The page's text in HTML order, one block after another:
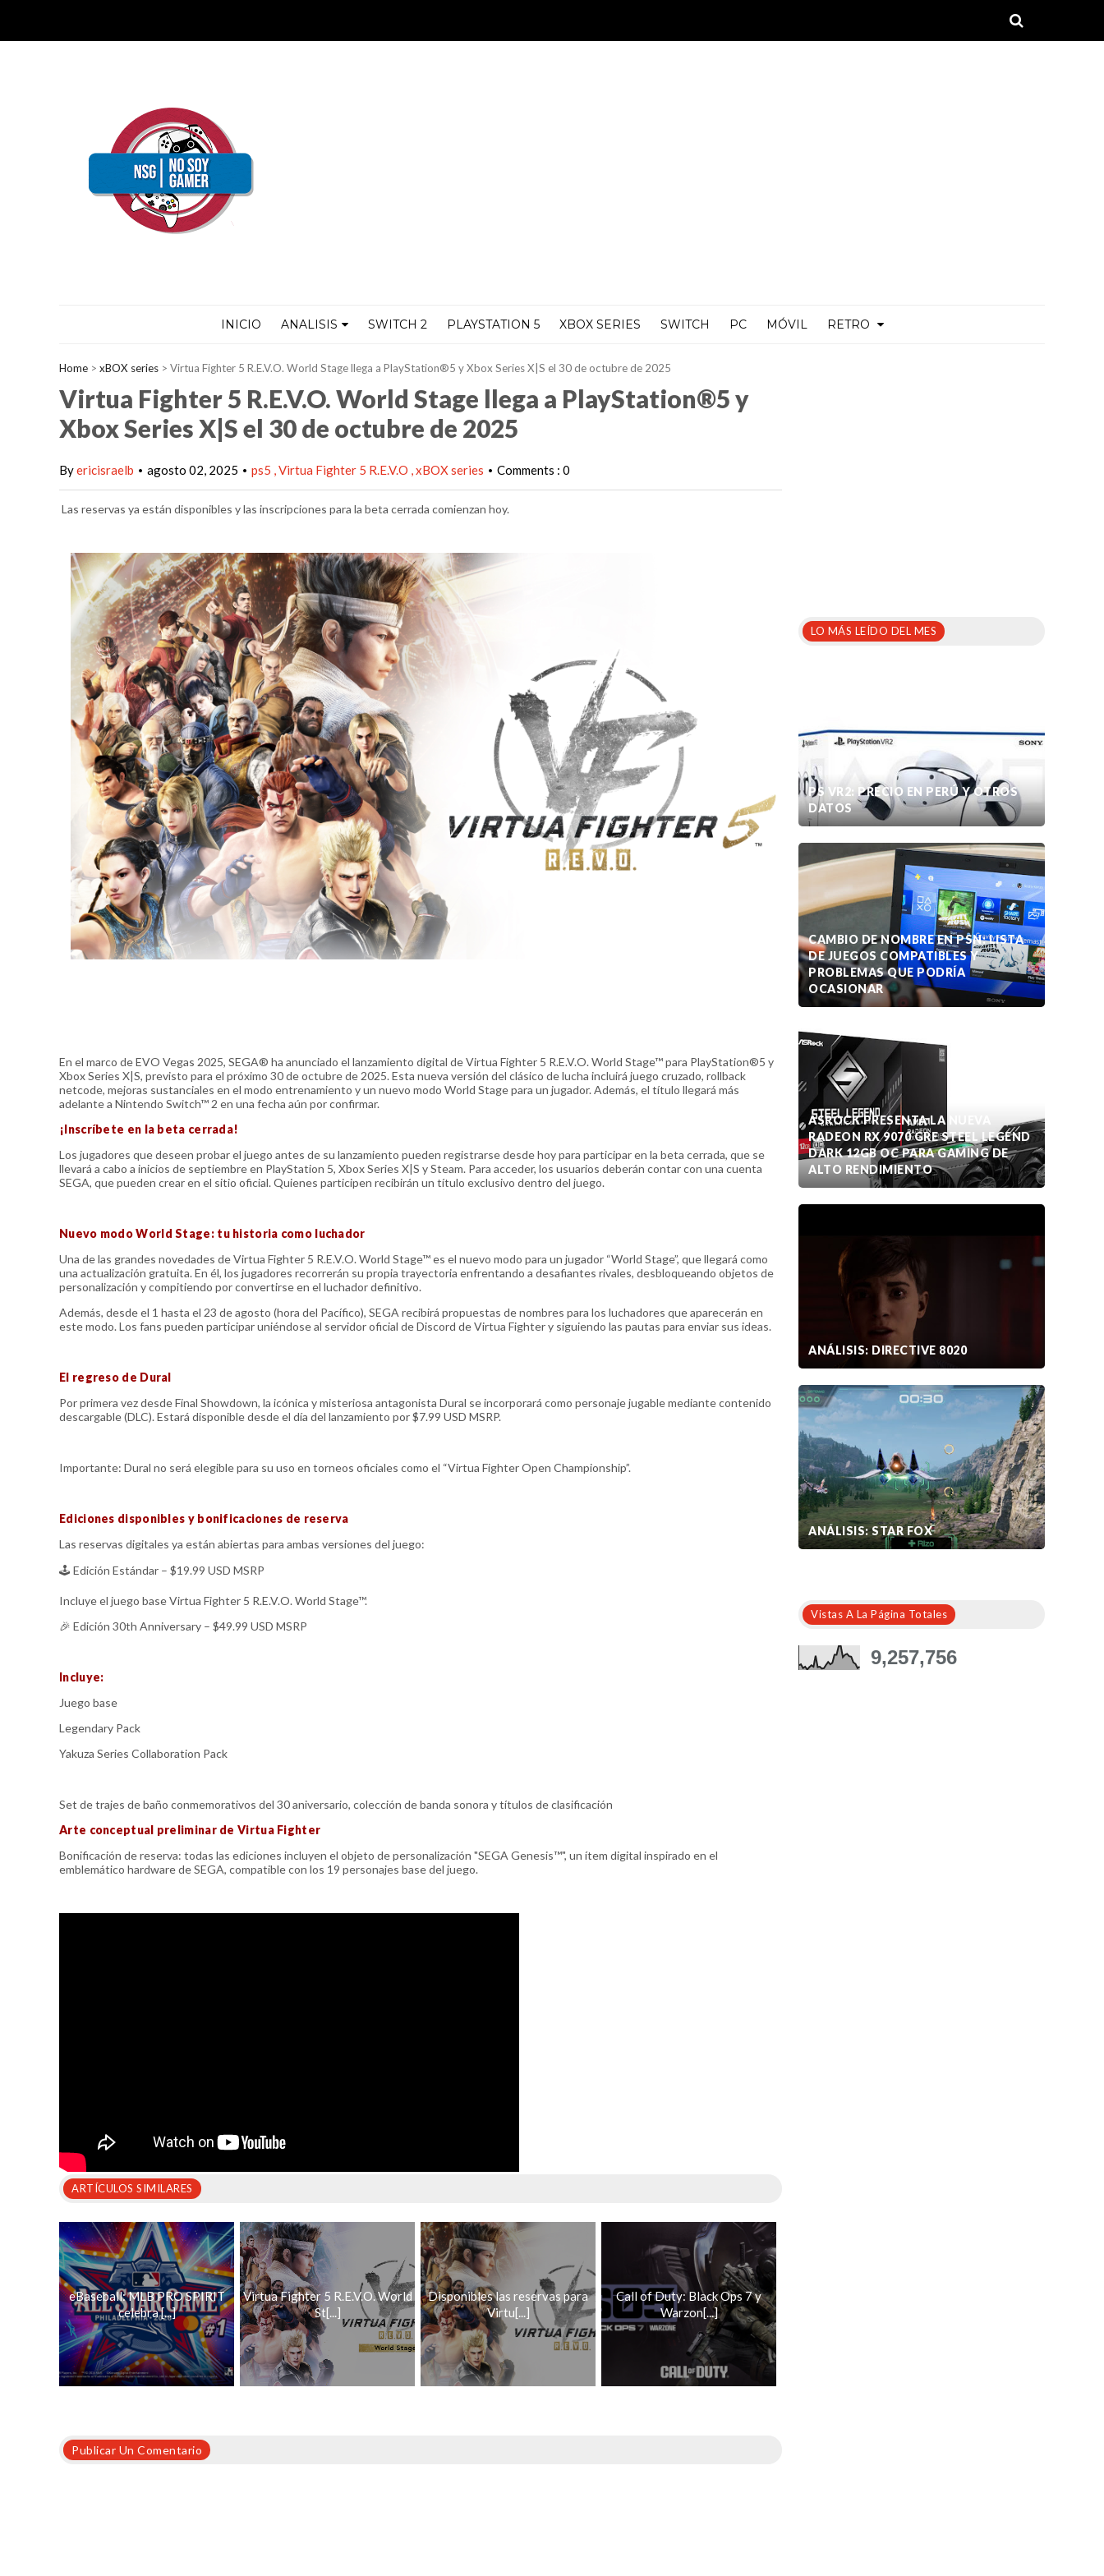
INICIO ANALISIS SWITCH 2 PLAYSTATION 5 XBOX SERIES SWITCH PC MÓVIL RETRO
Home > xBOX series > Virtua Fighter 5 R.E.V.O. World Stage llega a PlayStation®5 y Xbox Series X|S el 30 de octubre de 2025
Virtua Fighter 5 R.E.V.O. World Stage llega a PlayStation®5 y
Xbox Series X|S el 30 de octubre de 2025
Byericisraelb • agosto 02, 2025 • ps5 Virtua Fighter 5 R.E.V.O xBOX series • Comments : 0
Las reservas ya están disponibles y las inscripciones para la beta cerrada comienzan hoy.
En el marco de EVO Vegas 2025, SEGA® ha anunciado el lanzamiento digital de Virtua Fighter 5 R.E.V.O. World Stage™ para PlayStation®5 y
Xbox Series X|S, previsto para el próximo 30 de octubre de 2025. Esta nueva versión del clásico de lucha incluirá juego cruzado, rollback
netcode, mejoras sustanciales en el modo entrenamiento y un nuevo modo World Stage para un jugador. Además, el título llegará más
adelante a Nintendo Switch™ 2 en una fecha aún por confirmar.
¡Inscríbete en la beta cerrada!
Los jugadores que deseen probar el juego antes de su lanzamiento pueden registrarse desde hoy para participar en la beta cerrada, que se
llevará a cabo a inicios de septiembre en PlayStation 5, Xbox Series X|S y Steam. Para acceder, los usuarios deberán contar con una cuenta
SEGA, que pueden crear en el sitio oficial. Quienes participen recibirán un título exclusivo dentro del juego.
Nuevo modo World Stage: tu historia como luchador
Una de las grandes novedades de Virtua Fighter 5 R.E.V.O. World Stage™ es el nuevo modo para un jugador “World Stage”, que llegará como
una actualización gratuita. En él, los jugadores recorrerán su propia trayectoria enfrentando a desafiantes rivales, desbloqueando objetos de
personalización y compitiendo por convertirse en el luchador definitivo.
Además, desde el 1 hasta el 23 de agosto (hora del Pacífico), SEGA recibirá propuestas de nombres para los luchadores que aparecerán en
este modo. Los fans pueden participar uniéndose al servidor oficial de Discord de Virtua Fighter y siguiendo las pautas para enviar sus ideas.
El regreso de Dural
Por primera vez desde Final Showdown, la icónica y misteriosa antagonista Dural se incorporará como personaje jugable mediante contenido
descargable (DLC). Estará disponible desde el día del lanzamiento por $7.99 USD MSRP.
Importante: Dural no será elegible para su uso en torneos oficiales como el “Virtua Fighter Open Championship”.
Ediciones disponibles y bonificaciones de reserva
Las reservas digitales ya están abiertas para ambas versiones del juego:
🕹️ Edición Estándar – $19.99 USD MSRP
Incluye el juego base Virtua Fighter 5 R.E.V.O. World Stage™.
🎉 Edición 30th Anniversary – $49.99 USD MSRP
Incluye:
Juego base
Legendary Pack
Yakuza Series Collaboration Pack
Set de trajes de baño conmemorativos del 30 aniversario, colección de banda sonora y títulos de clasificación
Arte conceptual preliminar de Virtua Fighter
Bonificación de reserva: todas las ediciones incluyen el objeto de personalización "SEGA Genesis™", un ítem digital inspirado en el
emblemático hardware de SEGA, compatible con los 19 personajes base del juego.
ARTÍCULOS SIMILARES
eBaseball: MLB PRO SPIRIT
celebra [...]
Virtua Fighter 5 R.E.V.O. World
St[...]
Disponibles las reservas para
Virtu[...]
Call of Duty: Black Ops 7 y
Warzon[...]
Publicar Un Comentario
LO MÁS LEÍDO DEL MES
PS VR2: PRECIO EN PERÚ Y OTROS
DATOS
CAMBIO DE NOMBRE EN PSN: LISTA
DE JUEGOS COMPATIBLES Y
PROBLEMAS QUE PODRÍA
OCASIONAR
ASROCK PRESENTA LA NUEVA
RADEON RX 9070 GRE STEEL LEGEND
DARK 12GB OC PARA GAMING DE
ALTO RENDIMIENTO
ANÁLISIS: DIRECTIVE 8020
ANÁLISIS: STAR FOX
Vistas A La Página Totales
9,257,756